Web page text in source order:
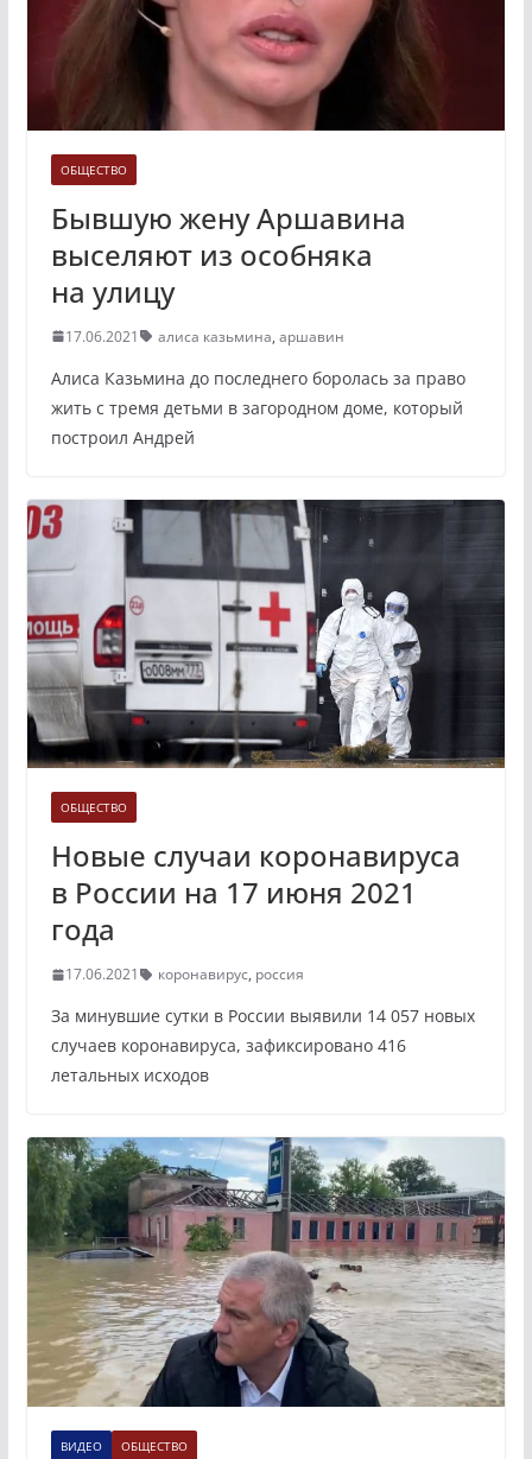
ОБЩЕСТВО
Бывшую жену Аршавина
выселяют из особняка
на улицу
17.06.2021 алиса казьмина, аршавин
Алиса Казьмина до последнего боролась за право
жить с тремя детьми в загородном доме, который
построил Андрей
ОБЩЕСТВО
Новые случаи коронавируса
в России на 17 июня 2021
года
17.06.2021 коронавирус, россия
За минувшие сутки в России выявили 14 057 новых
случаев коронавируса, зафиксировано 416
летальных исходов
ВИДЕО ОБЩЕСТВО